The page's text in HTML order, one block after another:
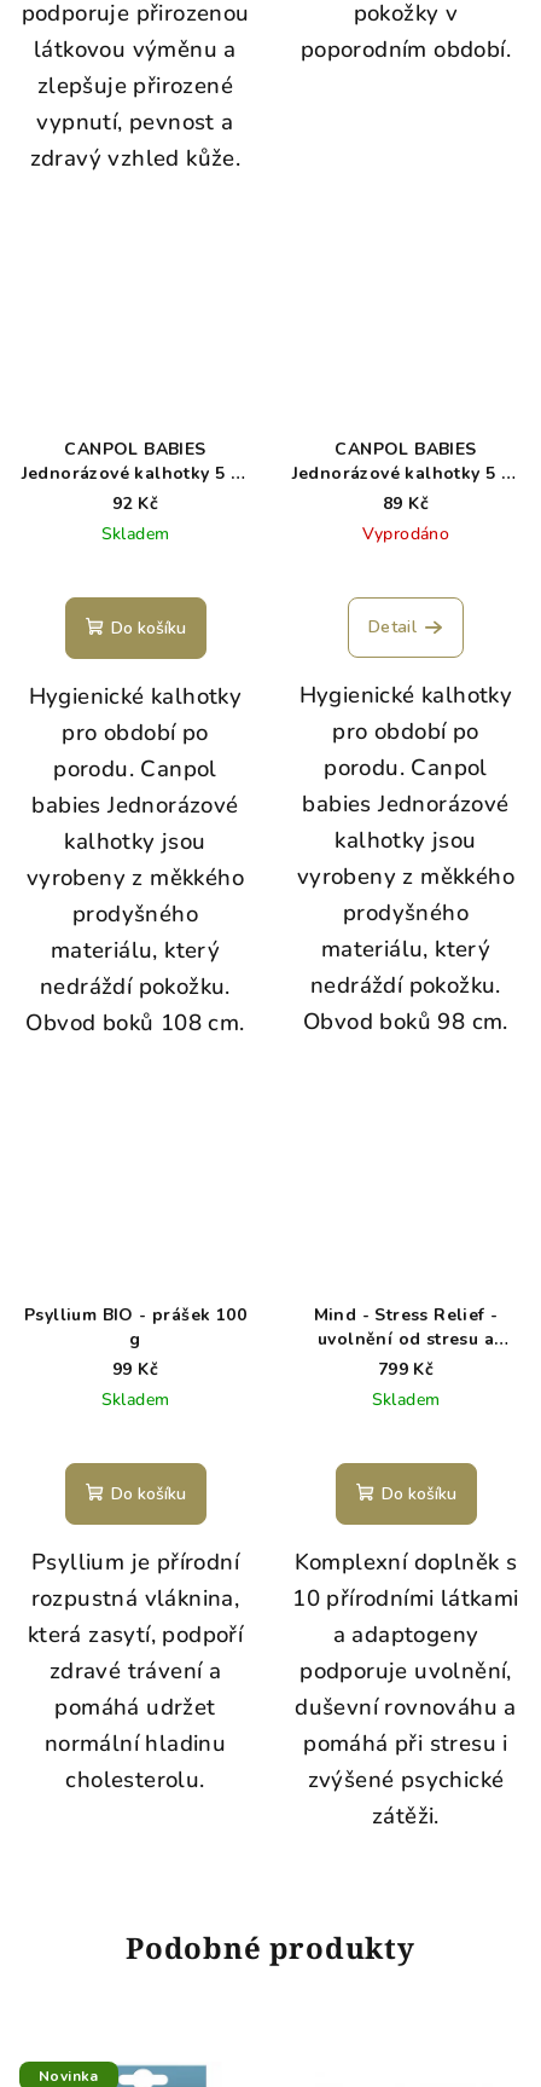
podporuje přirozenou
látkovou výměnu a
zlepšuje přirozené
vypnutí, pevnost a
zdravý vzhled kůže.
pokožky v
poporodním období.
CANPOL BABIES
Jednorázové kalhotky 5 ks
L/XL
92 Kč
Skladem
Do košíku
Hygienické kalhotky
pro období po
porodu. Canpol
babies Jednorázové
kalhotky jsou
vyrobeny z měkkého
prodyšného
materiálu, který
nedráždí pokožku.
Obvod boků 108 cm.
CANPOL BABIES
Jednorázové kalhotky 5 ks
M/L
89 Kč
Vyprodáno
Detail
Hygienické kalhotky
pro období po
porodu. Canpol
babies Jednorázové
kalhotky jsou
vyrobeny z měkkého
prodyšného
materiálu, který
nedráždí pokožku.
Obvod boků 98 cm.
Psyllium BIO - prášek 100
g
99 Kč
Skladem
Do košíku
Psyllium je přírodní
rozpustná vláknina,
která zasytí, podpoří
zdravé trávení a
pomáhá udržet
normální hladinu
cholesterolu.
Mind - Stress Relief -
uvolnění od stresu a
napětí - kapsle 60 ks
799 Kč
Skladem
Do košíku
Komplexní doplněk s
10 přírodními látkami
a adaptogeny
podporuje uvolnění,
duševní rovnováhu a
pomáhá při stresu i
zvýšené psychické
zátěži.
Podobné produkty
Novinka